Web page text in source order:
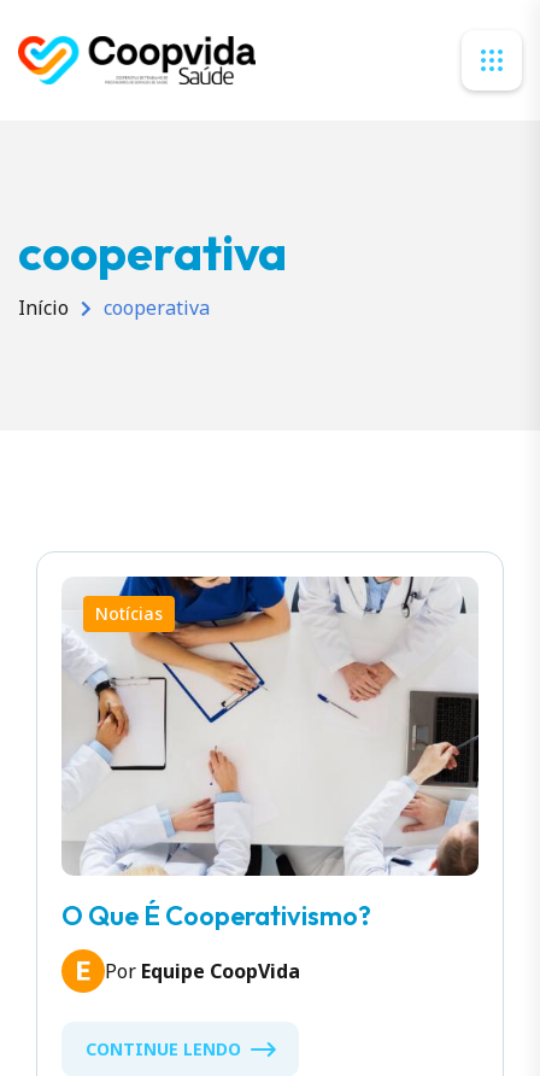
cooperativa
Início cooperativa
Notícias
O Que É Cooperativismo?
Por Equipe CoopVida
CONTINUE LENDO